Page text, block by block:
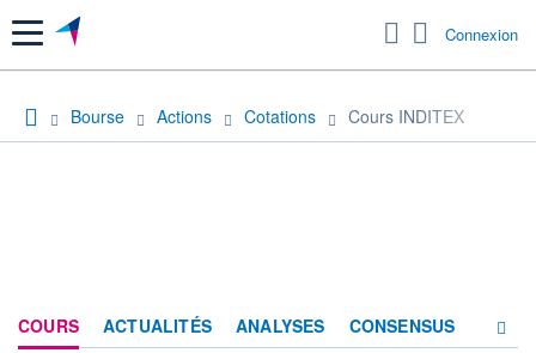
Menu Connexion
Bourse Actions Cotations Cours INDITEX
COURS ACTUALITÉS ANALYSES CONSENSUS